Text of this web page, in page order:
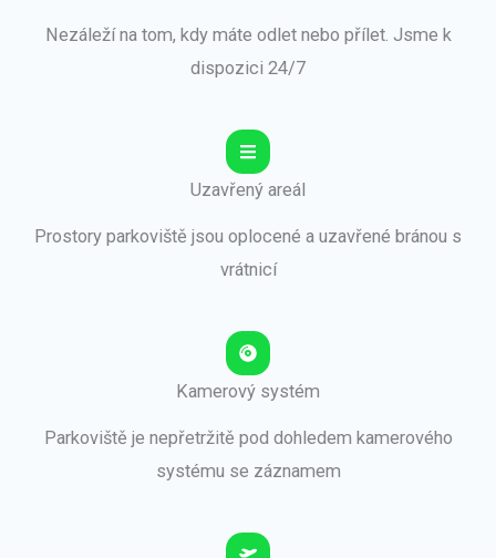
Nezáleží na tom, kdy máte odlet nebo přílet. Jsme k
dispozici 24/7
Uzavřený areál
Prostory parkoviště jsou oplocené a uzavřené bránou s
vrátnicí
Kamerový systém
Parkoviště je nepřetržitě pod dohledem kamerového
systému se záznamem